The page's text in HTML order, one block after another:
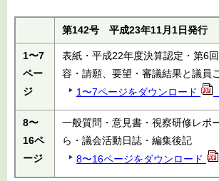
第142号 平成23年11月1日発行
1〜7
ペー
ジ
表紙・平成22年度決算認定・第6
容・請願、要望・審議結果と議員
1〜7ページをダウンロード
8〜
16ペ
ージ
一般質問・意見書・視察研修レポ
ら・議会活動日誌・編集後記
8〜16ページをダウンロード